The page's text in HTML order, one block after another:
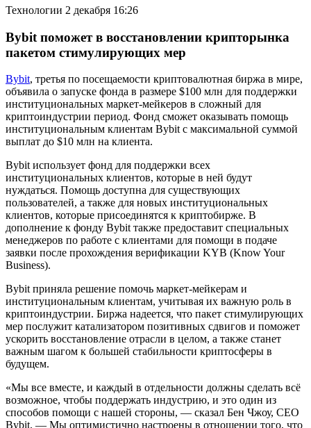
Технологии 2 декабря 16:26
Bybit поможет в восстановлении крипторынка
пакетом стимулирующих мер
Bybit, третья по посещаемости криптовалютная биржа в мире,
объявила о запуске фонда в размере $100 млн для поддержки
институциональных маркет-мейкеров в сложный для
криптоиндустрии период. Фонд сможет оказывать помощь
институциональным клиентам Bybit с максимальной суммой
выплат до $10 млн на клиента.
Bybit использует фонд для поддержки всех
институциональных клиентов, которые в ней будут
нуждаться. Помощь доступна для существующих
пользователей, а также для новых институциональных
клиентов, которые присоединятся к криптобирже. В
дополнение к фонду Bybit также предоставит специальных
менеджеров по работе с клиентами для помощи в подаче
заявки после прохождения верификации KYB (Know Your
Business).
Bybit приняла решение помочь маркет-мейкерам и
институциональным клиентам, учитывая их важную роль в
криптоиндустрии. Биржа надеется, что пакет стимулирующих
мер послужит катализатором позитивных сдвигов и поможет
ускорить восстановление отрасли в целом, а также станет
важным шагом к большей стабильности криптосферы в
будущем.
«Мы все вместе, и каждый в отдельности должны сделать всё
возможное, чтобы поддержать индустрию, и это один из
способов помощи с нашей стороны, — сказал Бен Чжоу, CEO
Bybit. — Мы оптимистично настроены в отношении того, что